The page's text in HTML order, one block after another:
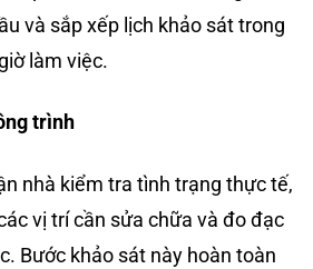
và sắp xếp lịch khảo sát trong
làm việc.
trình
nhà kiểm tra tình trạng thực tế,
vị trí cần sửa chữa và đo đạc
Bước khảo sát này hoàn toàn